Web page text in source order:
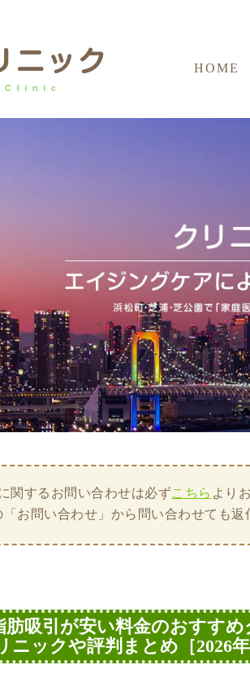
HOME
関するお問い合わせは必ずこちら より
お問い合わせ」から問い合わせても返
吸引が安い料金のおすす
ニックや評判まとめ［2026年